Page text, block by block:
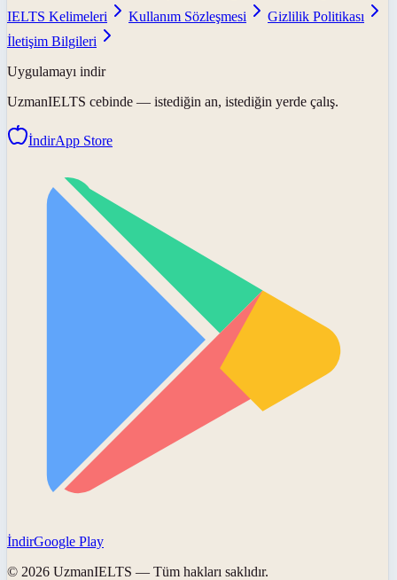
IELTS Kelimeleri
Kullanım Sözleşmesi
Gizlilik Politikası
İletişim Bilgileri
Uygulamayı indir
UzmanIELTS cebinde — istediğin an, istediğin yerde çalış.
İndirApp Store
İndirGoogle Play
© 2026 UzmanIELTS — Tüm hakları saklıdır.